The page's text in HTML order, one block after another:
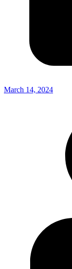
March 14, 2024